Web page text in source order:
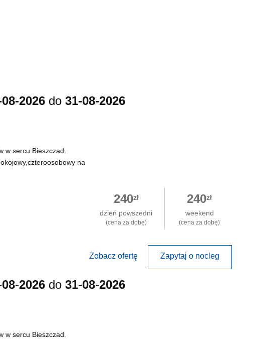
2026 do 31-08-2026
w sercu Bieszczad.
na
240zł
dzień powszedni
(cena za dobę)
240zł
weekend
(cena za dobę)
Zobacz ofertę Zapytaj o nocleg
2026 do 31-08-2026
w sercu Bieszczad.